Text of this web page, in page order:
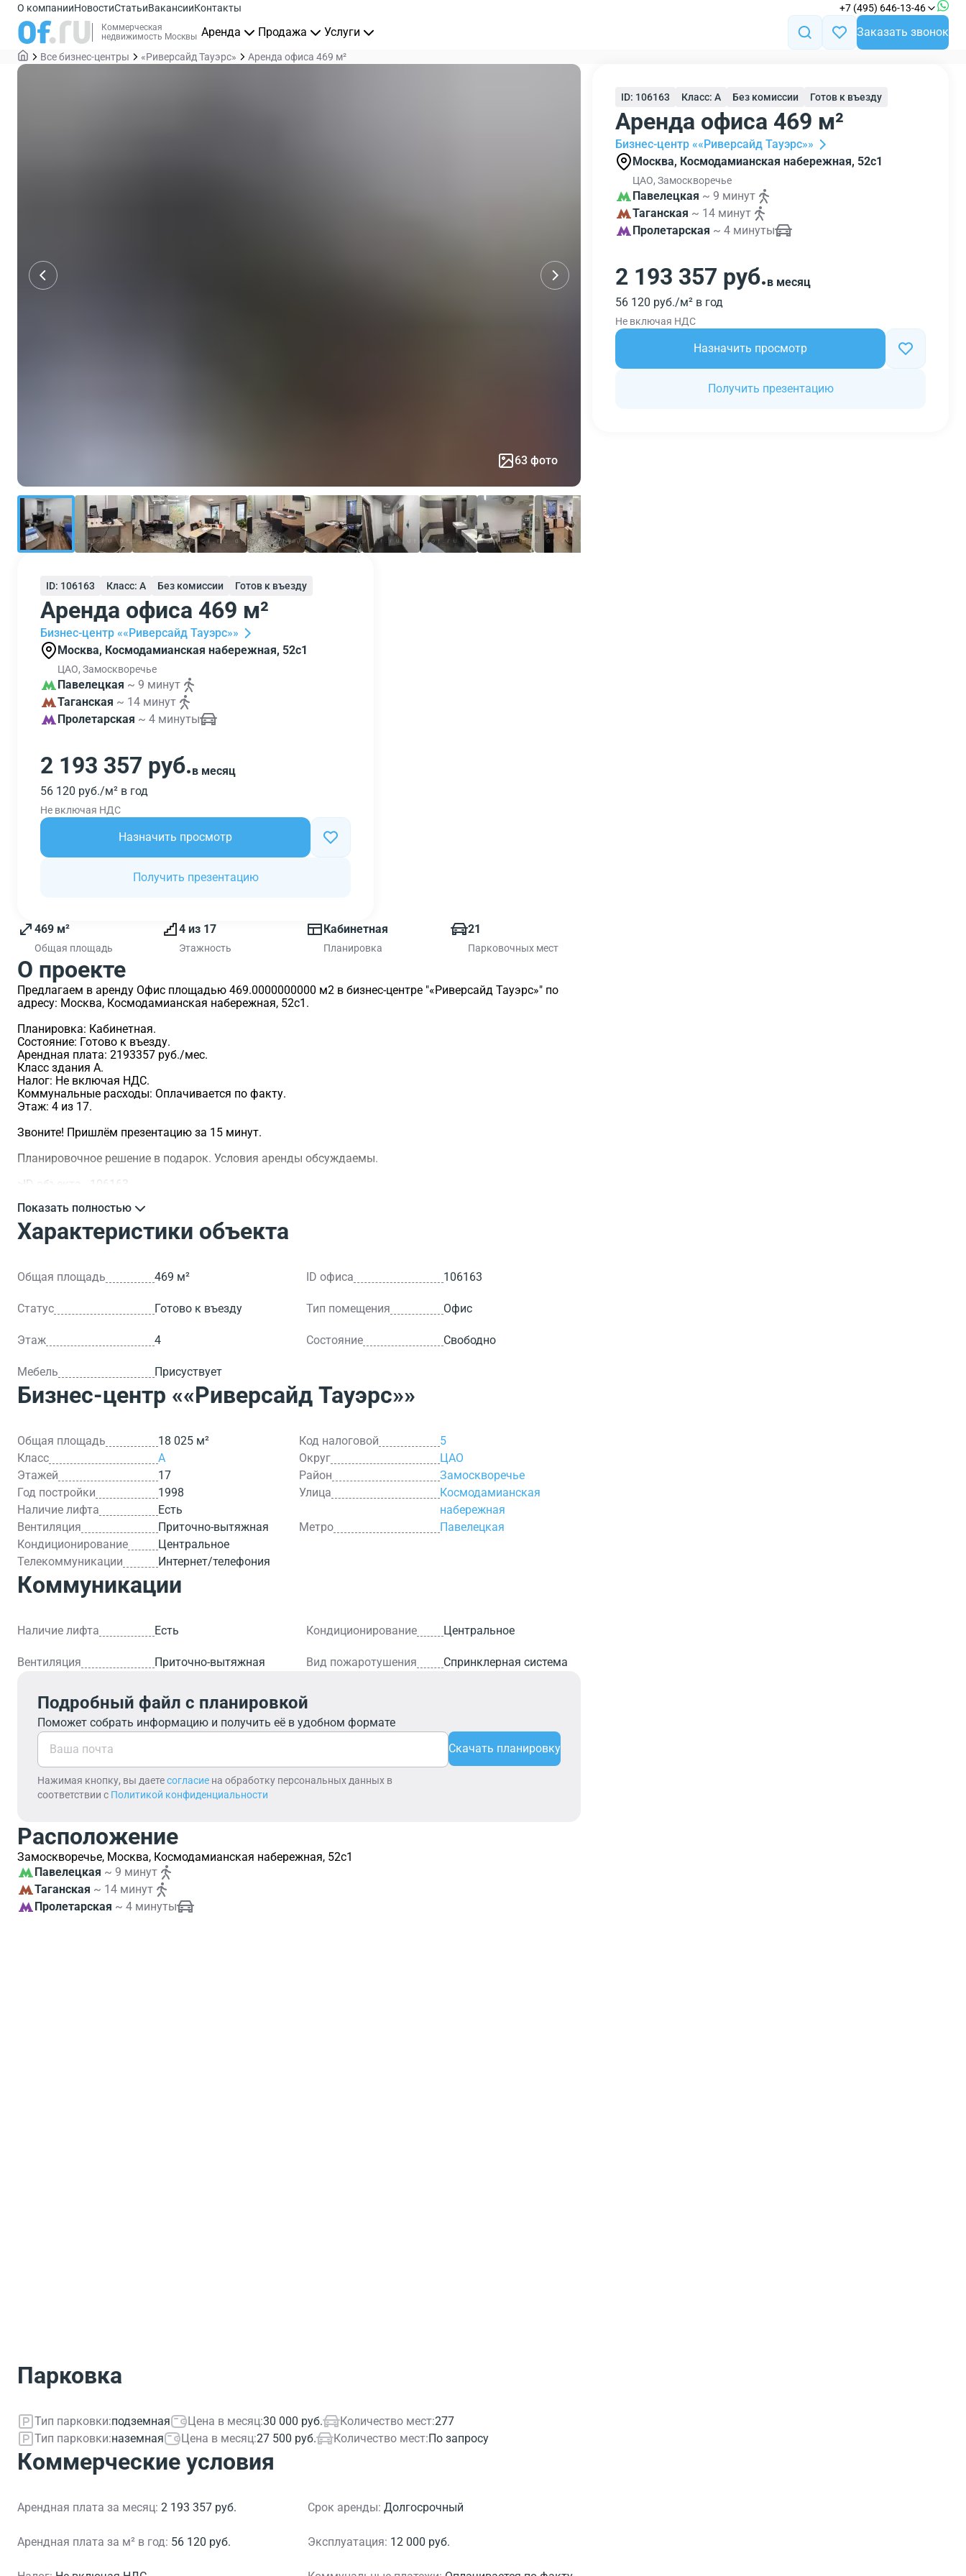
О компанииНовостиСтатьиВакансииКонтакты +7 (495) 646-13-46
Коммерческая
недвижимость Москвы Аренда Продажа Услуги Заказать звонок
Все бизнес-центры «Риверсайд Тауэрс» Аренда офиса 469 м²
63 фото
ID: 106163 Класс: A Без комиссии Готов к въезду
Аренда офиса 469 м²
Бизнес-центр ««Риверсайд Тауэрс»»
Москва, Космодамианская набережная, 52с1
ЦАО, Замоскворечье
Павелецкая ~ 9 минут
Таганская ~ 14 минут
Пролетарская ~ 4 минуты
2 193 357 руб.в месяц
56 120 руб./м² в год
Не включая НДС
Назначить просмотр
Получить презентацию
469 м²
Общая площадь
4 из 17
Этажность
Кабинетная
Планировка
21
Парковочных мест
О проекте
Предлагаем в аренду Офис площадью 469.0000000000 м2 в бизнес-центре "«Риверсайд Тауэрс»" по
адресу: Москва, Космодамианская набережная, 52с1.
Планировка: Кабинетная.
Состояние: Готово к въезду.
Арендная плата: 2193357 руб./мес.
Класс здания A.
Налог: Не включая НДС.
Коммунальные расходы: Оплачивается по факту.
Этаж: 4 из 17.
Звоните! Пришлём презентацию за 15 минут.
Планировочное решение в подарок. Условия аренды обсуждаемы.
>ID объекта - 106163.
Показать полностью
Характеристики объекта
Общая площадь 469 м² ID офиса 106163
Статус Готово к въезду Тип помещения Офис
Этаж 4 Состояние Свободно
Мебель Присуствует
Бизнес-центр ««Риверсайд Тауэрс»»
Общая площадь
18 025 м²
Класс
A
Этажей
17
Год постройки
1998
Наличие лифта
Есть
Вентиляция
Приточно-вытяжная
Кондиционирование
Центральное
Телекоммуникации
Интернет/телефония
Код налоговой
5
Округ
ЦАО
Район
Замоскворечье
Улица
Космодамианская
набережная
Метро
Павелецкая
Коммуникации
Наличие лифта Есть Кондиционирование Центральное
Вентиляция Приточно-вытяжная Вид пожаротушения Спринклерная система
Подробный файл с планировкой
Поможет собрать информацию и получить её в удобном формате
Нажимая кнопку, вы даетесогласие на обработку персональных данных в
соответствии с Политикой конфиденциальности
Скачать планировку
Расположение
Замоскворечье, Москва, Космодамианская набережная, 52с1
Павелецкая ~ 9 минут
Таганская ~ 14 минут
Пролетарская ~ 4 минуты
Парковка
Тип парковки:подземная Цена в месяц:30 000 руб. Количество мест:277
Тип парковки:наземная Цена в месяц:27 500 руб. Количество мест:По запросу
Коммерческие условия
Арендная плата за месяц: 2 193 357 руб. Срок аренды: Долгосрочный
Арендная плата за м² в год: 56 120 руб. Эксплуатация: 12 000 руб.
ID: 106163 Класс: A Без комиссии Готов к въезду
Аренда офиса 469 м²
Бизнес-центр ««Риверсайд Тауэрс»»
Москва, Космодамианская набережная, 52с1
ЦАО, Замоскворечье
Павелецкая ~ 9 минут
Таганская ~ 14 минут
Пролетарская ~ 4 минуты
2 193 357 руб.в месяц
56 120 руб./м² в год
Не включая НДС
Назначить просмотр
Получить презентацию